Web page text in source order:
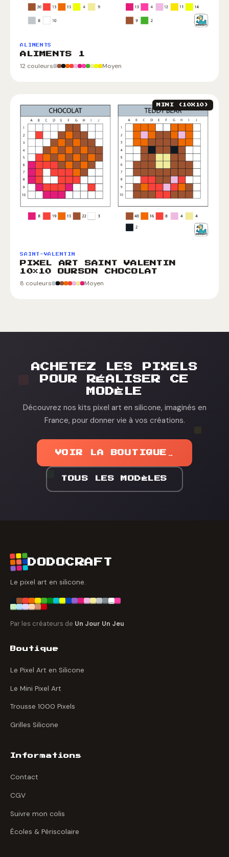
ALIMENTS
ALIMENTS 1
12 couleurs Moyen
MINI (10X10)
SAINT-VALENTIN
PIXEL ART SAINT VALENTIN
10×10 OURSON CHOCOLAT
8 couleurs Moyen
ACHETEZ LES PIXELS
POUR RÉALISER CE
MODÈLE
Découvrez nos kits pixel art en silicone, imaginés en
France, pour donner vie à vos créations.
VOIR LA BOUTIQUE →
TOUS LES MODÈLES
DODOCRAFT
Le pixel art en silicone.
Par les créateurs de Un Jour Un Jeu
Boutique
Le Pixel Art en Silicone
Le Mini Pixel Art
Trousse 1000 Pixels
Grilles Silicone
Informations
Contact
CGV
Suivre mon colis
Écoles & Périscolaire